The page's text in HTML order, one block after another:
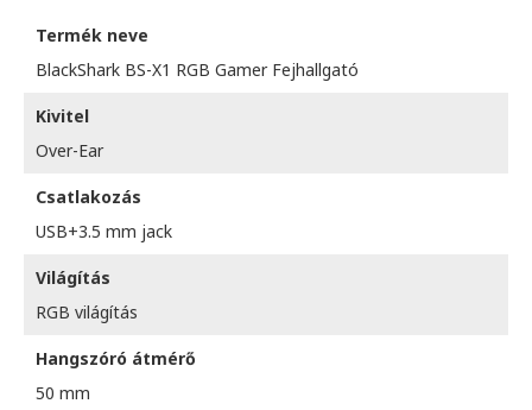
Termék neve
BlackShark BS-X1 RGB Gamer Fejhallgató
Kivitel
Over-Ear
Csatlakozás
USB+3.5 mm jack
Világítás
RGB világítás
Hangszóró átmérő
50 mm